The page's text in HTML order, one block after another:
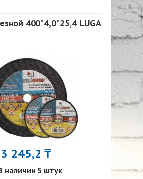
400*4,0*25,4 LUGA
3 245,2 ₸
наличии 5 штук